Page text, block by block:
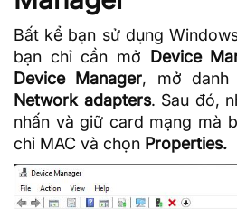
Bất kể bạn sử dụng
bạn chỉ cần mở Device
Device Manager, mở danh
Network adapters. Sau đó,
nhấn và giữ card mạng mà
chỉ MAC và chọn Properties.